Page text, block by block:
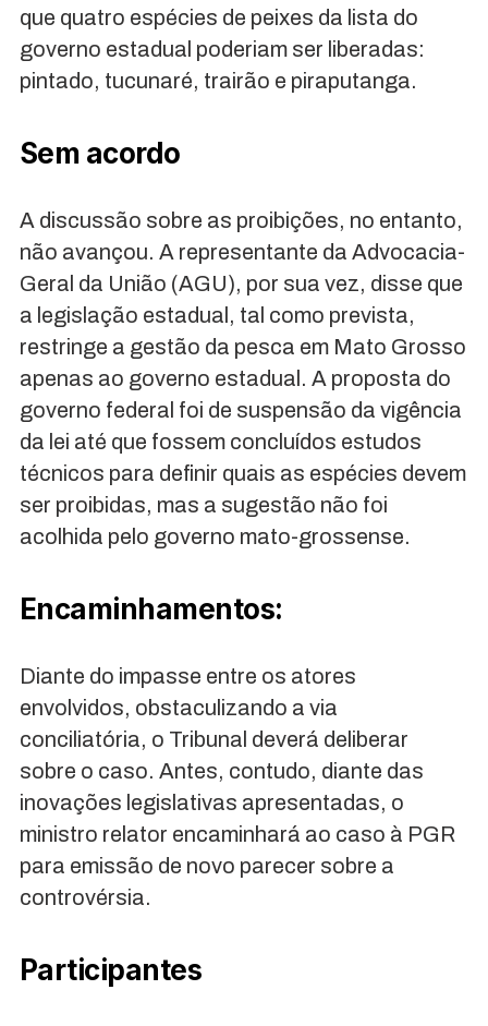
que quatro espécies de peixes da lista do
governo estadual poderiam ser liberadas:
pintado, tucunaré, trairão e piraputanga.
Sem acordo
A discussão sobre as proibições, no entanto,
não avançou. A representante da Advocacia-
Geral da União (AGU), por sua vez, disse que
a legislação estadual, tal como prevista,
restringe a gestão da pesca em Mato Grosso
apenas ao governo estadual. A proposta do
governo federal foi de suspensão da vigência
da lei até que fossem concluídos estudos
técnicos para definir quais as espécies devem
ser proibidas, mas a sugestão não foi
acolhida pelo governo mato-grossense.
Encaminhamentos:
Diante do impasse entre os atores
envolvidos, obstaculizando a via
conciliatória, o Tribunal deverá deliberar
sobre o caso. Antes, contudo, diante das
inovações legislativas apresentadas, o
ministro relator encaminhará ao caso à PGR
para emissão de novo parecer sobre a
controvérsia.
Participantes